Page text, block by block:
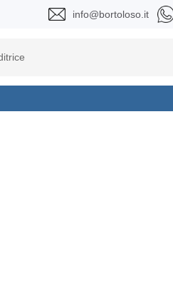
info@bortoloso.it